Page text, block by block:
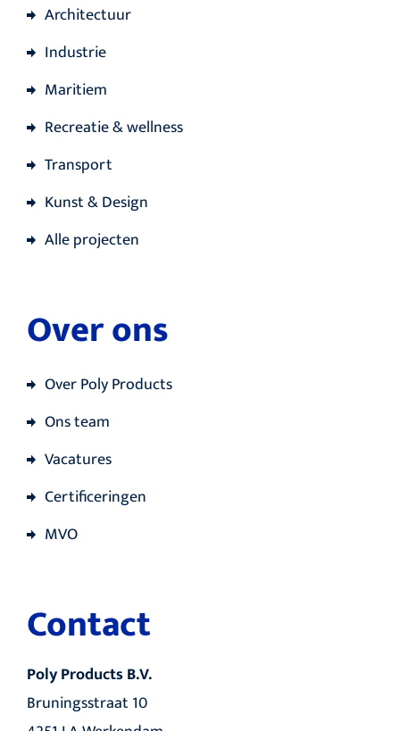
Architectuur
Industrie
Maritiem
Recreatie & wellness
Transport
Kunst & Design
Alle projecten
Over ons
Over Poly Products
Ons team
Vacatures
Certificeringen
MVO
Contact
Poly Products B.V.
Bruningsstraat 10